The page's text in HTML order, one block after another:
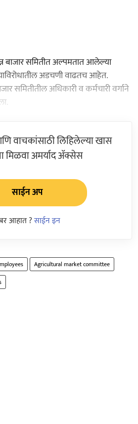
बाजार समितीत अल्पमतात आलेल्या
अडचणी वाढतच आहेत.
समितीतील अधिकारी व कर्मचारी वर्गाने
वाचकांसाठी लिहिलेल्या खास
मिळवा अमर्याद ॲक्सेस
साईन अप
आहात ?साईन इन
Agricultural market committee